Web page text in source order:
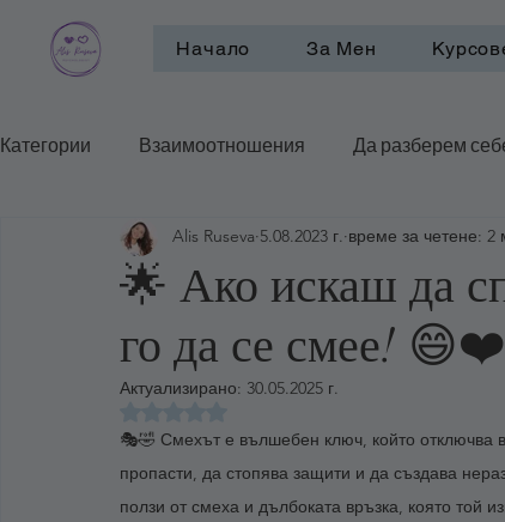
Начало За Мен
Категории Взаимоотношения Да разберем
Психотерапевтични школи и практики
🌟 Ако искаш да
го да се смее! 😄❤️
Alis Ruseva 5.08.2023 г. време за четене: 2
Актуализирано: 30.05.2025 г.
🎭🤣 Смехът е вълшебен ключ, който отключва
пропасти, да стопява защити и да създава
ползи от смеха и дълбоката връзка, която той